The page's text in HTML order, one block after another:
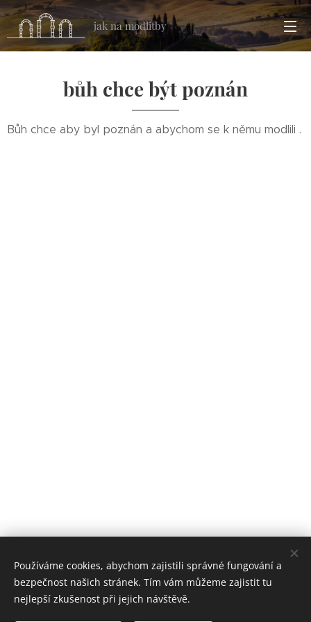
jak na modlitby
bůh chce být poznán
Bůh chce aby byl poznán a abychom se k němu modlili .
Používáme cookies, abychom zajistili správné fungování a
bezpečnost našich stránek. Tím vám můžeme zajistit tu
nejlepší zkušenost při jejich návštěvě.